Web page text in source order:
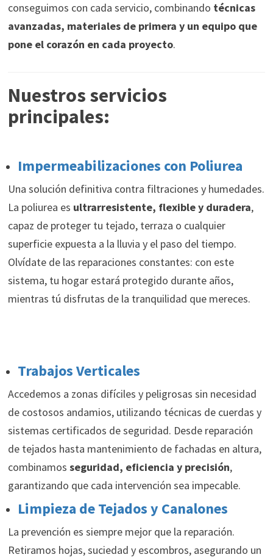
conseguimos con cada servicio, combinando técnicas
avanzadas, materiales de primera y un equipo que
pone el corazón en cada proyecto.
Nuestros servicios
principales:
Impermeabilizaciones con Poliurea
Una solución definitiva contra filtraciones y humedades.
La poliurea es ultrarresistente, flexible y duradera,
capaz de proteger tu tejado, terraza o cualquier
superficie expuesta a la lluvia y el paso del tiempo.
Olvídate de las reparaciones constantes: con este
sistema, tu hogar estará protegido durante años,
mientras tú disfrutas de la tranquilidad que mereces.
Trabajos Verticales
Accedemos a zonas difíciles y peligrosas sin necesidad
de costosos andamios, utilizando técnicas de cuerdas y
sistemas certificados de seguridad. Desde reparación
de tejados hasta mantenimiento de fachadas en altura,
combinamos seguridad, eficiencia y precisión,
garantizando que cada intervención sea impecable.
Limpieza de Tejados y Canalones
La prevención es siempre mejor que la reparación.
Retiramos hojas, suciedad y escombros, asegurando un